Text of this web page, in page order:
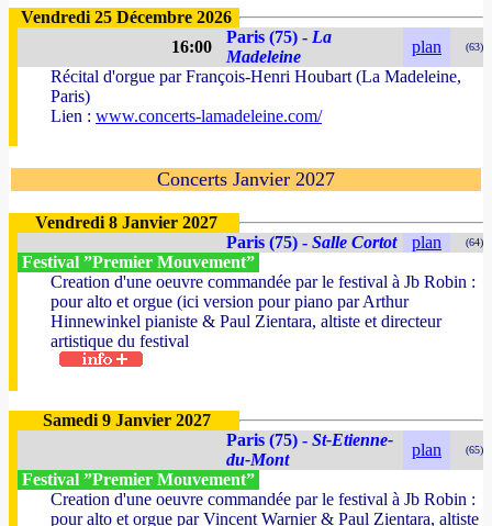
Vendredi 25 Décembre 2026
16:00
Paris (75) - La
Madeleine
plan (63)
Récital d'orgue par François-Henri Houbart (La Madeleine,
Paris)
Lien : www.concerts-lamadeleine.com/
Concerts Janvier 2027
Vendredi 8 Janvier 2027
Paris (75) - Salle Cortot plan (64)
Festival ”Premier Mouvement”
Creation d'une oeuvre commandée par le festival à Jb Robin :
pour alto et orgue (ici version pour piano par Arthur
Hinnewinkel pianiste & Paul Zientara, altiste et directeur
artistique du festival
Samedi 9 Janvier 2027
Paris (75) - St-Etienne-
du-Mont
plan (65)
Festival ”Premier Mouvement”
Creation d'une oeuvre commandée par le festival à Jb Robin :
pour alto et orgue par Vincent Warnier & Paul Zientara, altiste